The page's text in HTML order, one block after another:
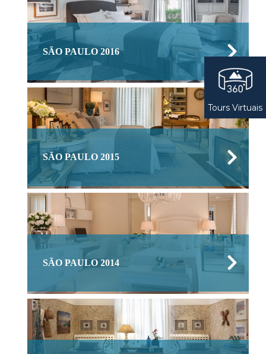
SÃO PAULO 2016
SÃO PAULO 2015
SÃO PAULO 2014
Tours Virtuais